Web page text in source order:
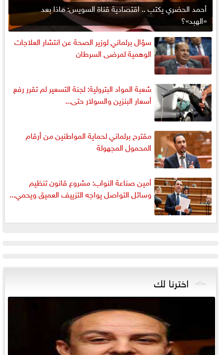
أحمد الحضري يكتب .. اقتصادية قناة السويس: ماذا بعد
«الهبد»؟
سؤال برلماني لوزير الصحة عن انتشار العلاجات
الوهمية لمرضى السرطان
شعبة المواد البترولية: لجنة التسعير لم تقرر رفع
أسعار البنزين والسولار حتى...
مقترح برلماني لحماية المواطنين من أرقام
المحمول المجهولة
أمين صناعة النواب: مشروع قانون تنظيم
وسائل التواصل يواجه التزييف العميق ويحمي...
اخترنا لك